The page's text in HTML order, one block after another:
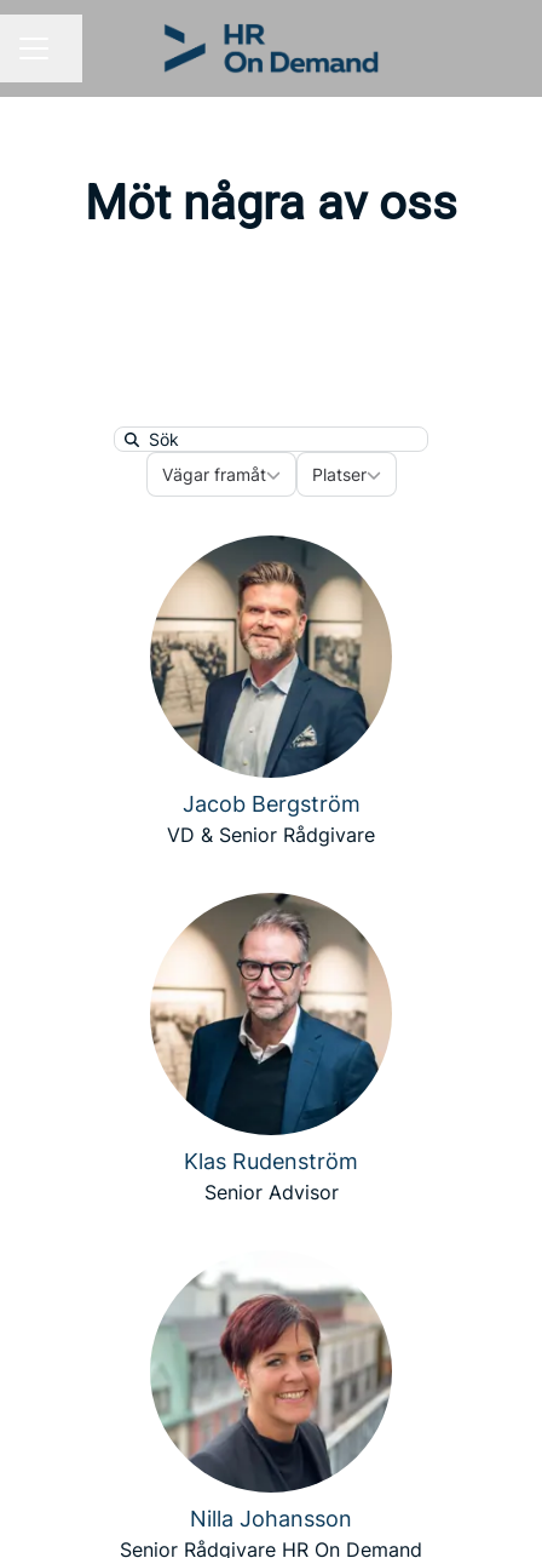
Möt några av oss
Search
Vägar framåt
Vägar framåt Platser
Platser
Jacob Bergström
VD & Senior Rådgivare
Klas Rudenström
Senior Advisor
Nilla Johansson
Senior Rådgivare HR On Demand